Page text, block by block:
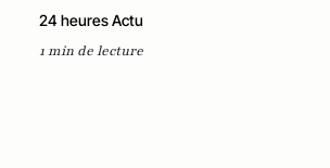
24 heures Actu
1 min de lecture